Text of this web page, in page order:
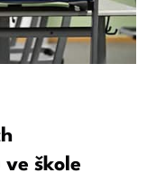
škole